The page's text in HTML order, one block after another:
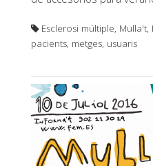
Esclerosi múltiple,
pacients, metges, usuaris